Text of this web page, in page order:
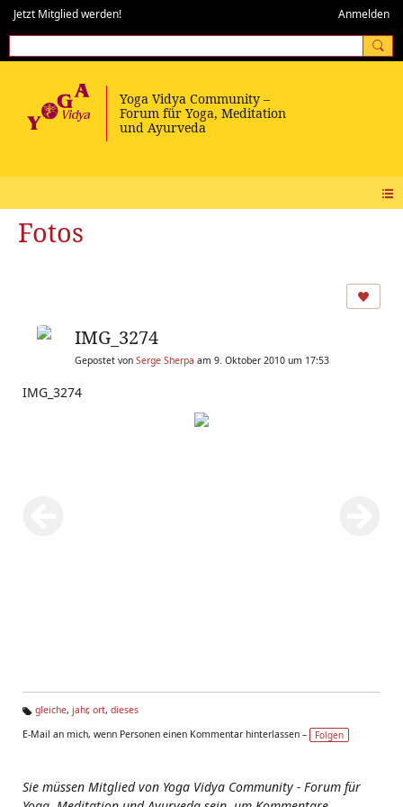
Jetzt Mitglied werden! Anmelden
Fotos
IMG_3274
Gepostet von Serge Sherpa am 9. Oktober 2010 um 17:53
IMG_3274
g
gleiche, jahr, ort, dieses
E-Mail an mich, wenn Personen einen Kommentar hinterlassen –
Folgen
Sie müssen Mitglied von Yoga Vidya Community - Forum für